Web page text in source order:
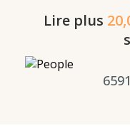
Lire plus